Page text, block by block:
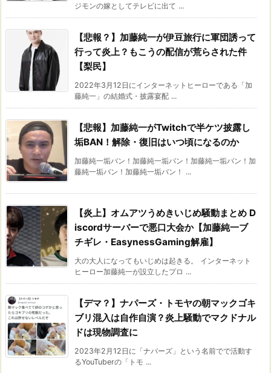
ジモンの嫁としてテレビに出て ...
【悲報？】加藤純一が伊豆旅行に軍団誘って
行って炎上？もこうの配信が荒らされた件
【梨民】
2022年3月12日にインターネットヒーローである「加
藤純一」の結婚式・披露宴配 ...
【悲報】加藤純一がTwitchで半ケツ披露し
垢BAN！解除・復旧はいつ頃になるのか
加藤純一垢バン！加藤純一垢バン！加藤純一垢バン！加
藤純一垢バン！加藤純一垢バン！ ...
【炎上】オムアツうめきいじめ騒動まとめ D
iscordサーバーで悪口大会か【加藤純一ブ
チギレ・EasynessGaming解雇】
大の大人になってもいじめは起きる。 インターネット
ヒーロー加藤純一が設立したプロ ...
【デマ？】ナパーズ・トモヤの朝マックゴキ
ブリ混入は自作自演？炎上騒動でマクドナル
ドは現物調査に
2023年2月12日に「ナパーズ」という名前でで活動す
るYouTuberの「トモ ...